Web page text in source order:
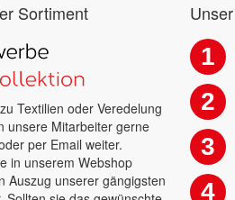
Sortiment
Textilien oder Veredelung
unsere Mitarbeiter gerne
per Email weiter.
in unserem Webshop
Auszug unserer gängigsten
1
2
3
4